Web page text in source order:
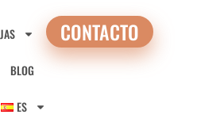
BLOG
ES
CONTACTO